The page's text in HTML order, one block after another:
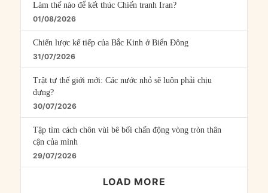
Làm thế nào để kết thúc Chiến tranh Iran?
01/08/2026
Chiến lược kế tiếp của Bắc Kinh ở Biển Đông
31/07/2026
Trật tự thế giới mới: Các nước nhỏ sẽ luôn phải chịu
đựng?
30/07/2026
Tập tìm cách chôn vùi bê bối chấn động vòng tròn thân
cận của mình
29/07/2026
LOAD MORE